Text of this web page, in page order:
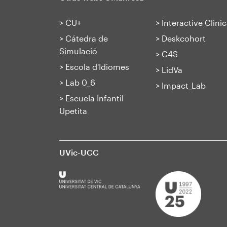
> CU+
> Cátedra de
Simulació
> Escola d'Idiomes
> Lab 0_6
> Escuela Infantil
Upetita
> Interactive
> Deskcohort
> C4S
> LidVa
> Impact_Lab
UVic-UCC